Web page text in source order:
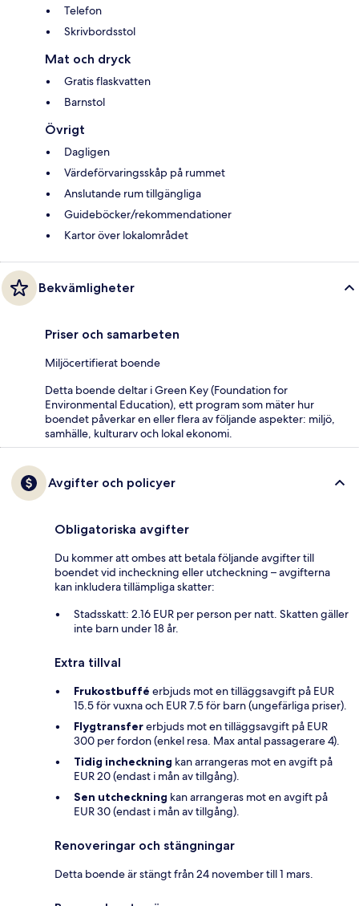
Telefon
Skrivbordsstol
Mat och dryck
Gratis flaskvatten
Barnstol
Övrigt
Dagligen
Värdeförvaringsskåp på rummet
Anslutande rum tillgängliga
Guideböcker/rekommendationer
Kartor över lokalområdet
Bekvämligheter
Priser och samarbeten
Miljöcertifierat boende
Detta boende deltar i Green Key (Foundation for
Environmental Education), ett program som mäter hur
boendet påverkar en eller flera av följande aspekter: miljö,
samhälle, kulturarv och lokal ekonomi.
Avgifter och policyer
Obligatoriska avgifter
Du kommer att ombes att betala följande avgifter till
boendet vid incheckning eller utcheckning – avgifterna
kan inkludera tillämpliga skatter:
Stadsskatt: 2.16 EUR per person per natt. Skatten gäller
inte barn under 18 år.
Extra tillval
Frukostbuffé erbjuds mot en tilläggsavgift på EUR
15.5 för vuxna och EUR 7.5 för barn (ungefärliga priser).
Flygtransfererbjuds mot en tilläggsavgift på EUR
300 per fordon (enkel resa. Max antal passagerare 4).
Tidig incheckning kan arrangeras mot en avgift på
EUR 20 (endast i mån av tillgång).
Sen utcheckning kan arrangeras mot en avgift på
EUR 30 (endast i mån av tillgång).
Renoveringar och stängningar
Detta boende är stängt från 24 november till 1 mars.